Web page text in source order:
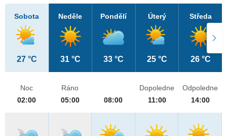
Sobota
27 °C
Neděle
31 °C
Pondělí
33 °C
Úterý
25 °C
Středa
26 °C
Noc
02:00
Ráno
05:00
08:00
Dopoledne
11:00
Odpoledne
14:00